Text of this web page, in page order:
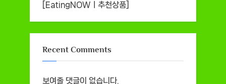
[EatingNOWㅣ추천상품]
Recent Comments
보여줄 댓글이 없습니다.